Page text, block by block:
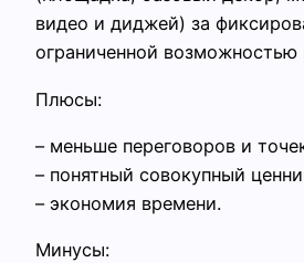
видео и диджей) за
ограниченной возможностью
Плюсы:
– меньше переговоров и
– понятный совокупный
– экономия времени.
Минусы: